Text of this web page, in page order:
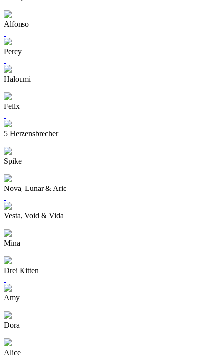
Alfonso
Percy
Haloumi
Felix
5 Herzensbrecher
Spike
Nova, Lunar & Arie
Vesta, Void & Vida
Mina
Drei Kitten
Amy
Dora
Alice